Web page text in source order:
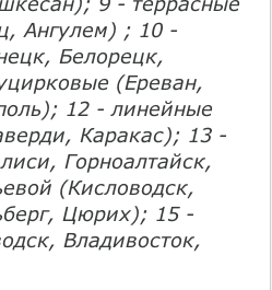
Ангулем) ; 10 -
Белорецк,
(Ереван,
12 - линейные
Каракас); 13 -
Горноалтайск,
(Кисловодск,
Цюрих); 15 -
Владивосток,